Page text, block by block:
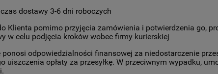
dostawy 3-6 dni roboczych
Klienta pomimo przyjęcia zamówienia i potwierdzenia go,
w celu podjęcia kroków wobec firmy kurierskiej
odpowiedzialności finansowej za niedostarczenie
uiszczenia opłaty za przesyłkę. W przeciwnym wypadku,